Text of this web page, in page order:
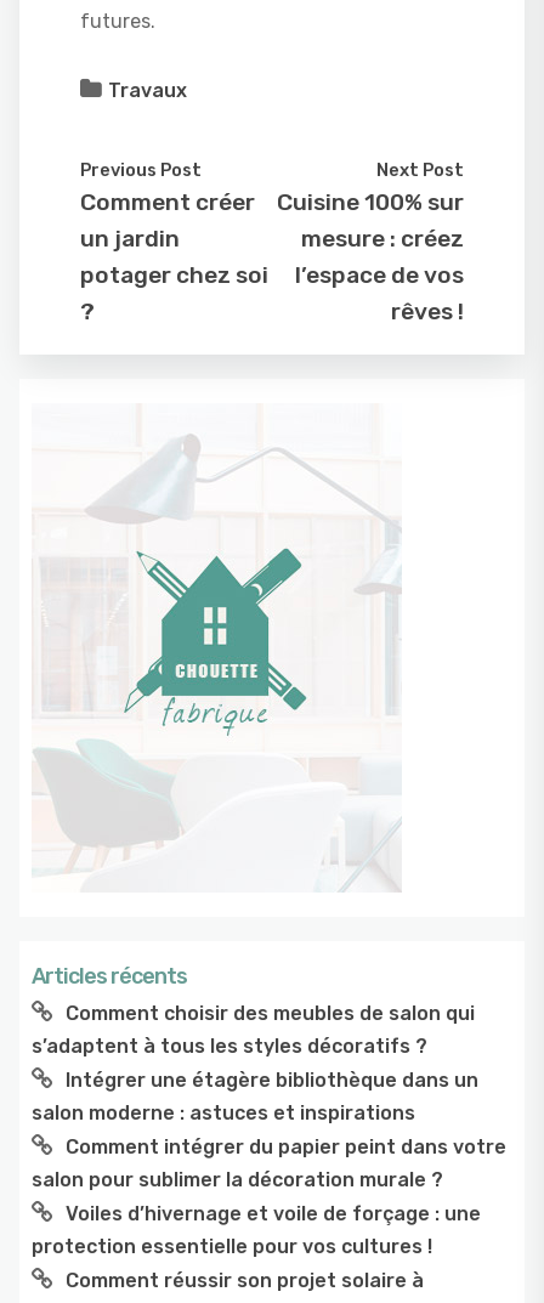
futures.
Travaux
Previous Post
Comment créer
un jardin
potager chez soi
?
Next Post
Cuisine 100% sur
mesure : créez
l’espace de vos
rêves !
Articles récents
Comment choisir des meubles de salon qui
s’adaptent à tous les styles décoratifs ?
Intégrer une étagère bibliothèque dans un
salon moderne : astuces et inspirations
Comment intégrer du papier peint dans votre
salon pour sublimer la décoration murale ?
Voiles d’hivernage et voile de forçage : une
protection essentielle pour vos cultures !
Comment réussir son projet solaire à